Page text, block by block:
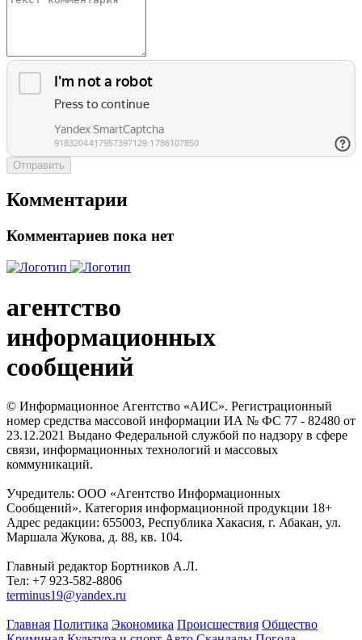
Отправить
Комментарии
Комментариев пока нет
агентство
информационных
сообщений
© Информационное Агентство «АИС». Регистрационный
номер средства массовой информации ИА № ФС 77 - 82480 от
23.12.2021 Выдано Федеральной службой по надзору в сфере
связи, информационных технологий и массовых
коммуникаций.
Учредитель: ООО «Агентство Информационных
Сообщений». Категория информационной продукции 18+
Адрес редакции: 655003, Республика Хакасия, г. Абакан, ул.
Маршала Жукова, д. 88, кв. 104.
Главный редактор Бортников А.Л.
Тел: +7 923-582-8806
terminus19@yandex.ru
Главная Политика Экономика Происшествия Общество